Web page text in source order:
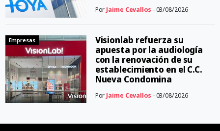
PorJaime Cevallos - 03/08/2026
Empresas
Visionlab refuerza su
apuesta por la audiología
con la renovación de su
establecimiento en el C.C.
Nueva Condomina
Por Jaime Cevallos - 03/08/2026